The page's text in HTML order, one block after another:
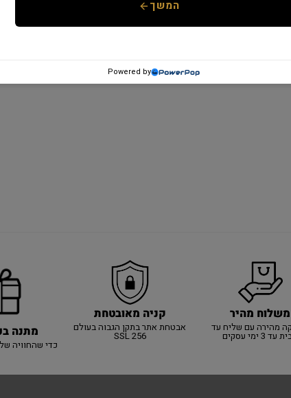
משלוח מהיר
מהירה עם שליח עד
3 ימי עסקים
קניה מאובטחת
אבטחת אתר בתקן הגבוה בעולם
SSL 256 מתנה
כדי שהחוויה
המשך
Powered by